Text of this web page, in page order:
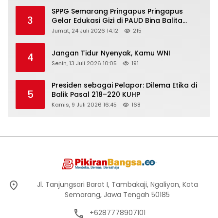
3
SPPG Semarang Pringapus Pringapus
Gelar Edukasi Gizi di PAUD Bina Balita
Peringati Hari Anak Nasional 2026
Jumat, 24 Juli 2026 14:12 215
4 Jangan Tidur Nyenyak, Kamu WNI
Senin, 13 Juli 2026 10:05 191
5
Presiden sebagai Pelapor: Dilema Etika di
Balik Pasal 218–220 KUHP
Kamis, 9 Juli 2026 16:45 168
Jl. Tanjungsari Barat I, Tambakaji, Ngaliyan, Kota
Semarang, Jawa Tengah 50185
+6287778907101